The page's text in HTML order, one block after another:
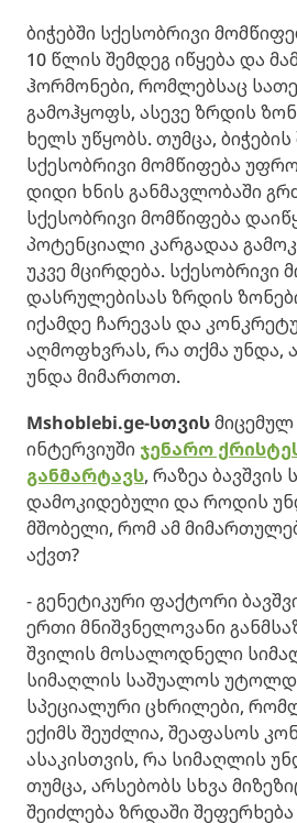
ბიჭებში სქესობრივი
10 წლის შემდეგ იწყება და
ჰორმონები, რომლებსაც
გამოჰყოფს, ასევე ზრდის
ხელს უწყობს. თუმცა, ბიჭების
სქესობრივი მომწიფება უფრო
დიდი ხნის განმავლობაში
სქესობრივი მომწიფება
პოტენციალი კარგადაა
უკვე მცირდება. სქესობრივი
დასრულებისას ზრდის
იქამდე ჩარევას და
აღმოფხვრას, რა თქმა უნდა,
უნდა მიმართოთ.
Mshoblebi.ge-სთვის
ინტერვიუში ჯენარო
განმარტავს, რაზეა ბავშვის
დამოკიდებული და როდის
მშობელი, რომ ამ
აქვთ?
- გენეტიკური ფაქტორი
ერთი მნიშვნელოვანი
შვილის მოსალოდნელი
სიმაღლის საშუალოს
სპეციალური ცხრილები,
ექიმს შეუძლია, შეაფასოს
ასაკისთვის, რა სიმაღლის
თუმცა, არსებობს სხვა
შეიძლება ზრდაში